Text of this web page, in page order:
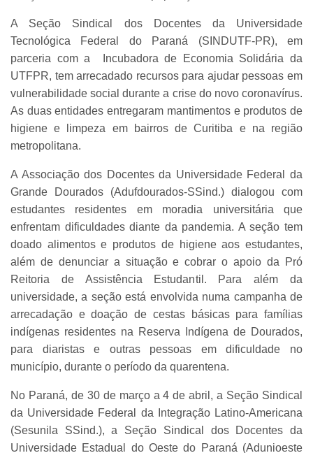
A Seção Sindical dos Docentes da Universidade
Tecnológica Federal do Paraná (SINDUTF-PR), em
parceria com a Incubadora de Economia Solidária da
UTFPR, tem arrecadado recursos para ajudar pessoas em
vulnerabilidade social durante a crise do novo coronavírus.
As duas entidades entregaram mantimentos e produtos de
higiene e limpeza em bairros de Curitiba e na região
metropolitana.
A Associação dos Docentes da Universidade Federal da
Grande Dourados (Adufdourados-SSind.) dialogou com
estudantes residentes em moradia universitária que
enfrentam dificuldades diante da pandemia. A seção tem
doado alimentos e produtos de higiene aos estudantes,
além de denunciar a situação e cobrar o apoio da Pró
Reitoria de Assistência Estudantil. Para além da
universidade, a seção está envolvida numa campanha de
arrecadação e doação de cestas básicas para famílias
indígenas residentes na Reserva Indígena de Dourados,
para diaristas e outras pessoas em dificuldade no
município, durante o período da quarentena.
No Paraná, de 30 de março a 4 de abril, a Seção Sindical
da Universidade Federal da Integração Latino-Americana
(Sesunila SSind.), a Seção Sindical dos Docentes da
Universidade Estadual do Oeste do Paraná (Adunioeste